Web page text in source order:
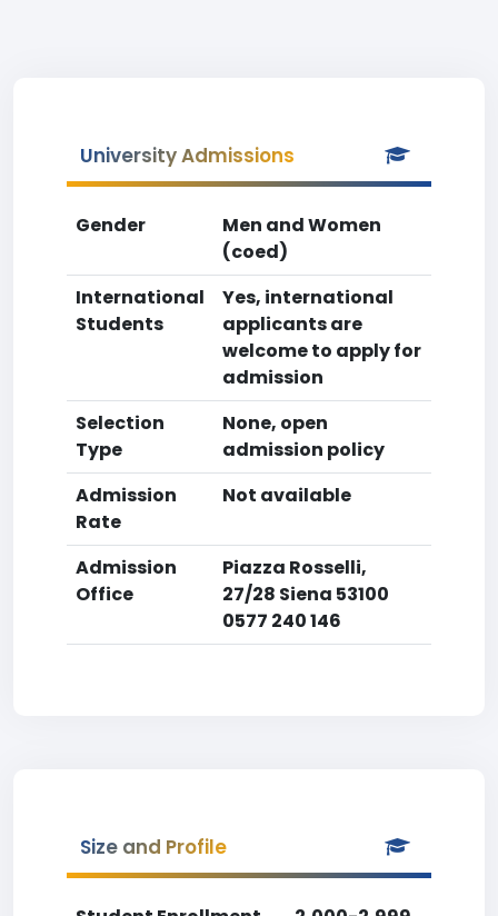
University Admissions
Gender
Men and Women
(coed)
International
Students
Yes, international
applicants are
welcome to apply for
admission
Selection
Type
None, open
admission policy
Admission
Rate
Not available
Admission
Office
Piazza Rosselli,
27/28 Siena 53100
0577 240 146
Size and Profile